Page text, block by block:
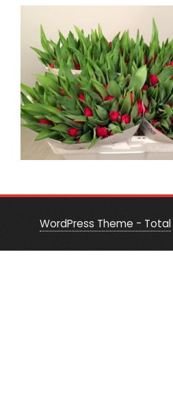
WordPress Theme - Total